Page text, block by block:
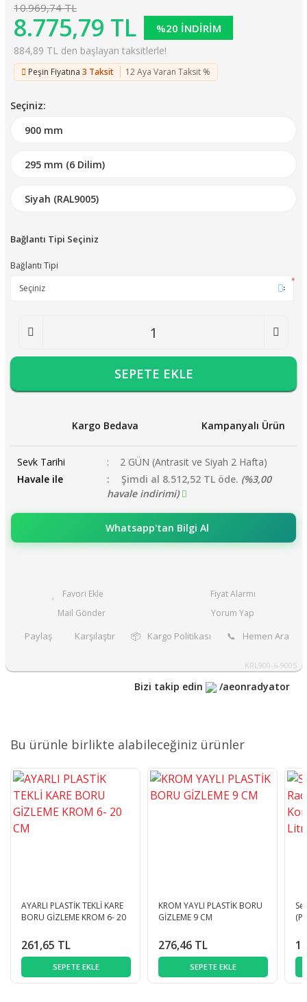
10.969,74 TL
8.775,79 TL %20 İNDİRİM
884,89 TL den başlayan taksitlerle!
Peşin Fiyatına 3 Taksit 12 Aya Varan Taksit %
Seçiniz:
Bağlantı Tipi Seçiniz
Bağlantı Tipi
*
SEPETE EKLE
Kargo Bedava Kampanyalı Ürün
Sevk Tarihi
2 GÜN (Antrasit ve Siyah 2 Hafta)
Havale ile
Şimdi al 8.512,52 TL öde. (%3,00
havale indirimi)
Whatsapp'tan Bilgi Al
Fiyat Alarmı
Mail Gönder
Yorum Yap
Paylaş Karşılaştır 📦 Kargo Politikası 📞 Hemen Ara
KRL900-6-9005
Bizi takip edin /aeonradyator
Bu ürünle birlikte alabileceğiniz ürünler
AYARLI PLASTİK TEKLİ KARE
BORU GİZLEME KROM 6- 20
261,65 TL
SEPETE EKLE
KROM YAYLI PLASTİK BORU
GİZLEME 9 CM
276,46 TL
SEPETE EKLE